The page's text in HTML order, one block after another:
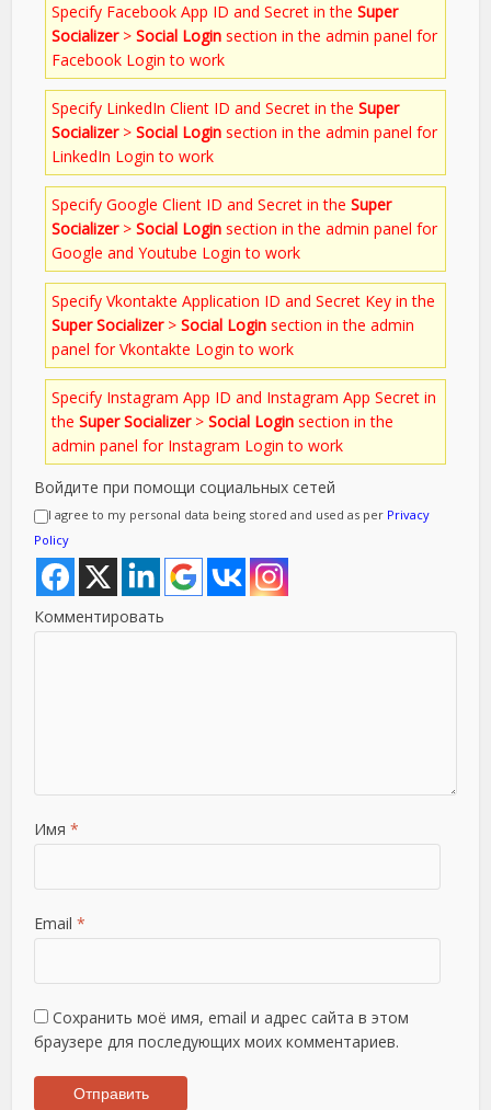
Specify Facebook App ID and Secret in theSuper
Socializer>Social Login section in the admin panel for
Facebook Login to work
Specify LinkedIn Client ID and Secret in theSuper
Socializer>Social Login section in the admin panel for
LinkedIn Login to work
Specify Google Client ID and Secret in theSuper
Socializer>Social Login section in the admin panel for
Google and Youtube Login to work
Specify Vkontakte Application ID and Secret Key in the
Super Socializer>Social Login section in the admin
panel for Vkontakte Login to work
Specify Instagram App ID and Instagram App Secret in
theSuper Socializer>Social Login section in the
admin panel for Instagram Login to work
Войдите при помощи социальных сетей
I agree to my personal data being stored and used as per Privacy
Policy
Комментировать
Имя *
Email *
Сохранить моё имя, email и адрес сайта в этом
браузере для последующих моих комментариев.